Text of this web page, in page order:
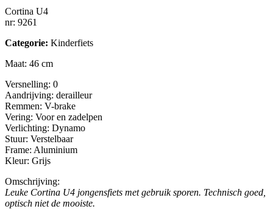
Cortina U4
nr: 9261
Categorie: Kinderfiets
Maat: 46 cm
Versnelling: 0
Aandrijving: derailleur
Remmen: V-brake
Vering: Voor en zadelpen
Verlichting: Dynamo
Stuur: Verstelbaar
Frame: Aluminium
Kleur: Grijs
Omschrijving:
Leuke Cortina U4 jongensfiets met gebruik sporen. Technisch goed,
optisch niet de mooiste.